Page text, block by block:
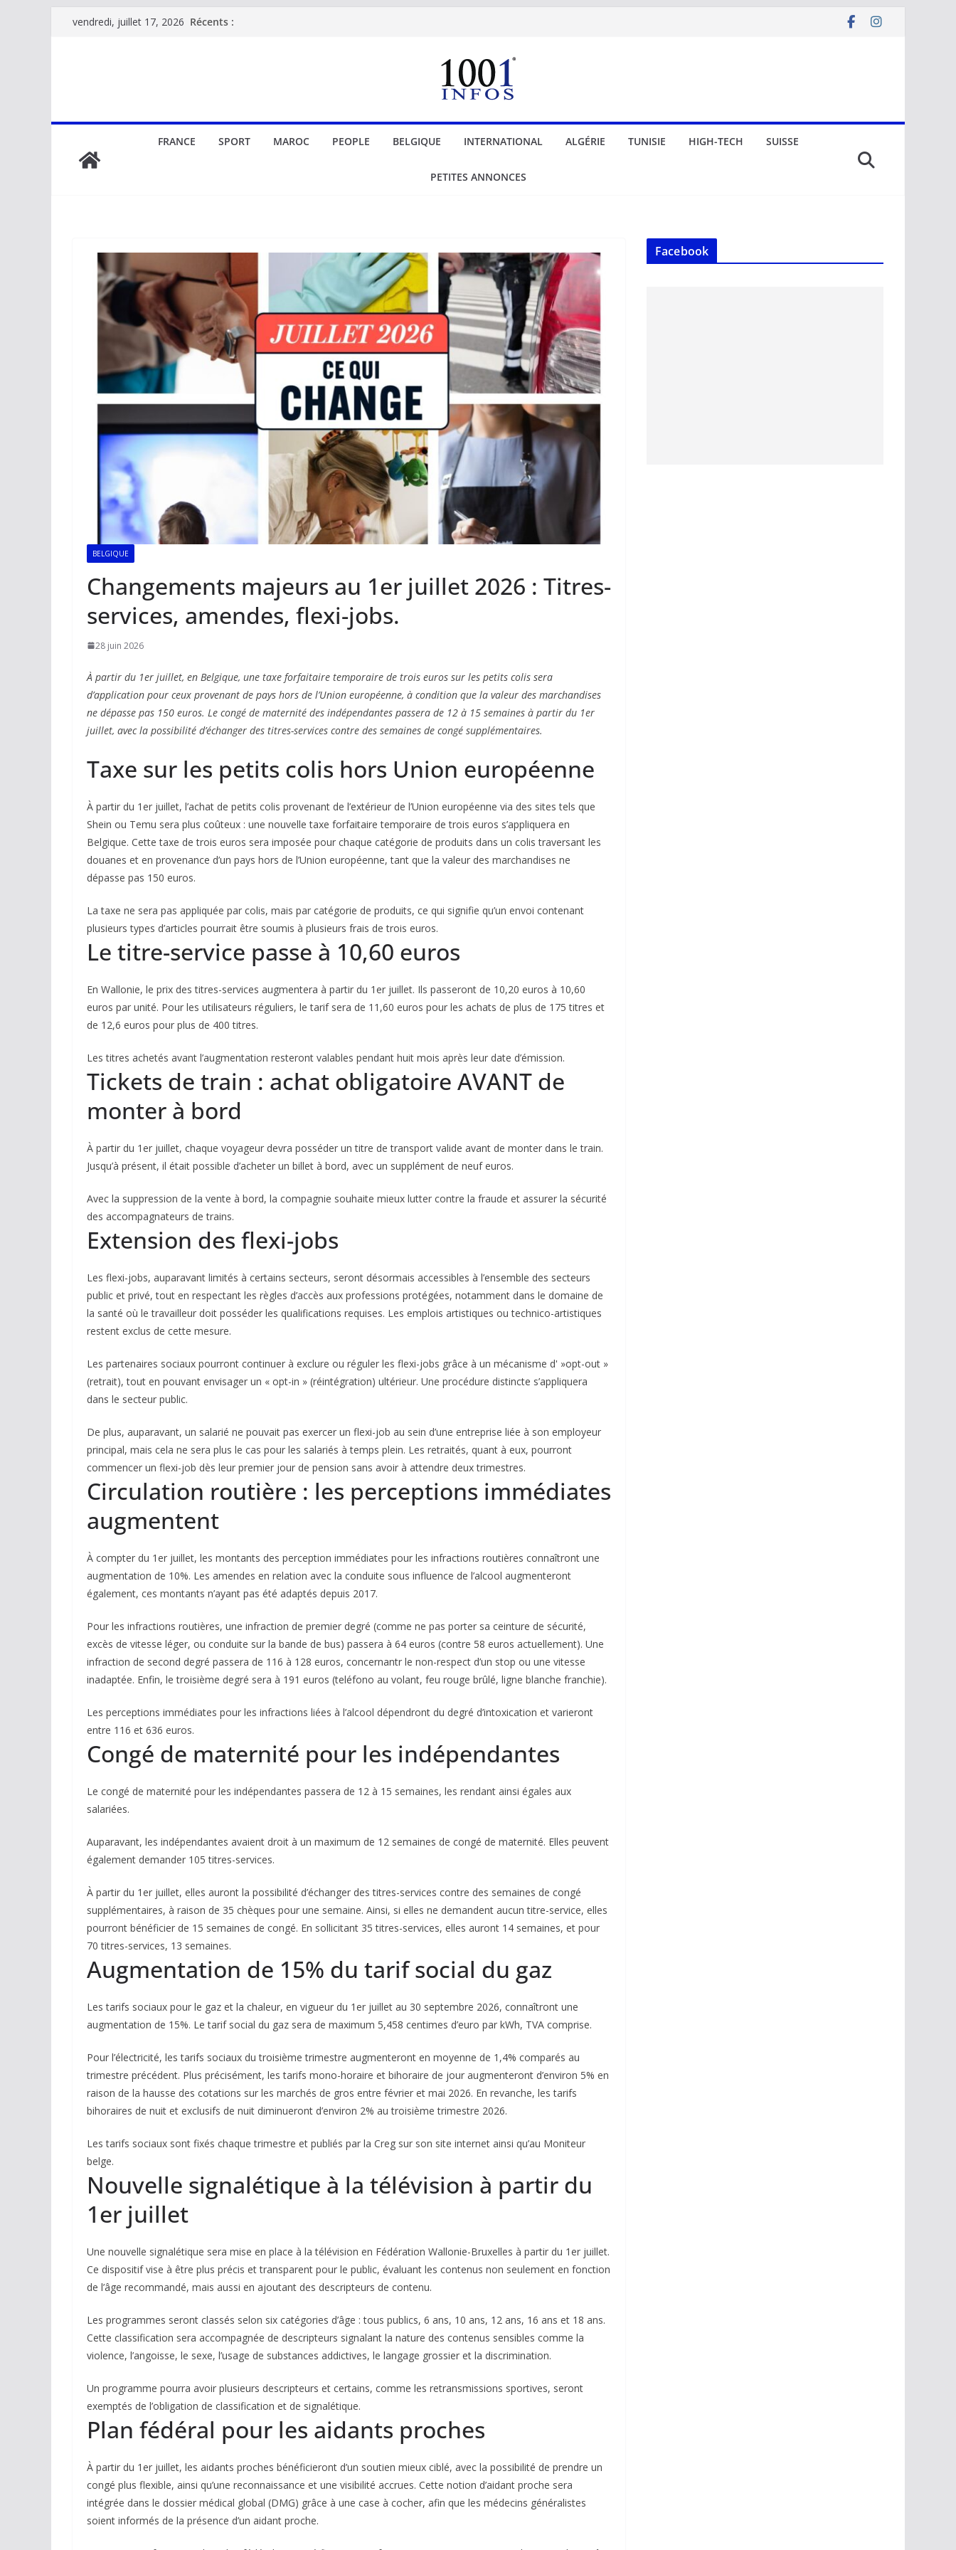
Passervendredi, juillet 17, 2026 Récents :
FRANCE SPORT MAROC PEOPLE BELGIQUE INTERNATIONAL ALGÉRIE TUNISIE HIGH-TECH SUISSE
PETITES ANNONCES
BELGIQUE
Changements majeurs au 1er juillet 2026 : Titres-
services, amendes, flexi-jobs.
28 juin 2026
À partir du 1er juillet, en Belgique, une taxe forfaitaire temporaire de trois euros sur les petits colis sera
d’application pour ceux provenant de pays hors de l’Union européenne, à condition que la valeur des marchandises
ne dépasse pas 150 euros. Le congé de maternité des indépendantes passera de 12 à 15 semaines à partir du 1er
juillet, avec la possibilité d’échanger des titres-services contre des semaines de congé supplémentaires.
Taxe sur les petits colis hors Union européenne
À partir du 1er juillet, l’achat de petits colis provenant de l’extérieur de l’Union européenne via des sites tels que
Shein ou Temu sera plus coûteux : une nouvelle taxe forfaitaire temporaire de trois euros s’appliquera en
Belgique. Cette taxe de trois euros sera imposée pour chaque catégorie de produits dans un colis traversant les
douanes et en provenance d’un pays hors de l’Union européenne, tant que la valeur des marchandises ne
dépasse pas 150 euros.
La taxe ne sera pas appliquée par colis, mais par catégorie de produits, ce qui signifie qu’un envoi contenant
plusieurs types d’articles pourrait être soumis à plusieurs frais de trois euros.
Le titre-service passe à 10,60 euros
En Wallonie, le prix des titres-services augmentera à partir du 1er juillet. Ils passeront de 10,20 euros à 10,60
euros par unité. Pour les utilisateurs réguliers, le tarif sera de 11,60 euros pour les achats de plus de 175 titres et
de 12,6 euros pour plus de 400 titres.
Les titres achetés avant l’augmentation resteront valables pendant huit mois après leur date d’émission.
Tickets de train : achat obligatoire AVANT de
monter à bord
À partir du 1er juillet, chaque voyageur devra posséder un titre de transport valide avant de monter dans le train.
Jusqu’à présent, il était possible d’acheter un billet à bord, avec un supplément de neuf euros.
Avec la suppression de la vente à bord, la compagnie souhaite mieux lutter contre la fraude et assurer la sécurité
des accompagnateurs de trains.
Extension des flexi-jobs
Les flexi-jobs, auparavant limités à certains secteurs, seront désormais accessibles à l’ensemble des secteurs
public et privé, tout en respectant les règles d’accès aux professions protégées, notamment dans le domaine de
la santé où le travailleur doit posséder les qualifications requises. Les emplois artistiques ou technico-artistiques
restent exclus de cette mesure.
Les partenaires sociaux pourront continuer à exclure ou réguler les flexi-jobs grâce à un mécanisme d' »opt-out »
(retrait), tout en pouvant envisager un « opt-in » (réintégration) ultérieur. Une procédure distincte s’appliquera
dans le secteur public.
De plus, auparavant, un salarié ne pouvait pas exercer un flexi-job au sein d’une entreprise liée à son employeur
principal, mais cela ne sera plus le cas pour les salariés à temps plein. Les retraités, quant à eux, pourront
commencer un flexi-job dès leur premier jour de pension sans avoir à attendre deux trimestres.
Circulation routière : les perceptions immédiates
augmentent
À compter du 1er juillet, les montants des perception immédiates pour les infractions routières connaîtront une
augmentation de 10%. Les amendes en relation avec la conduite sous influence de l’alcool augmenteront
également, ces montants n’ayant pas été adaptés depuis 2017.
Pour les infractions routières, une infraction de premier degré (comme ne pas porter sa ceinture de sécurité,
excès de vitesse léger, ou conduite sur la bande de bus) passera à 64 euros (contre 58 euros actuellement). Une
infraction de second degré passera de 116 à 128 euros, concernantr le non-respect d’un stop ou une vitesse
inadaptée. Enfin, le troisième degré sera à 191 euros (teléfono au volant, feu rouge brûlé, ligne blanche franchie).
Les perceptions immédiates pour les infractions liées à l’alcool dépendront du degré d’intoxication et varieront
entre 116 et 636 euros.
Congé de maternité pour les indépendantes
Le congé de maternité pour les indépendantes passera de 12 à 15 semaines, les rendant ainsi égales aux
salariées.
Auparavant, les indépendantes avaient droit à un maximum de 12 semaines de congé de maternité. Elles peuvent
également demander 105 titres-services.
À partir du 1er juillet, elles auront la possibilité d’échanger des titres-services contre des semaines de congé
supplémentaires, à raison de 35 chèques pour une semaine. Ainsi, si elles ne demandent aucun titre-service, elles
pourront bénéficier de 15 semaines de congé. En sollicitant 35 titres-services, elles auront 14 semaines, et pour
70 titres-services, 13 semaines.
Augmentation de 15% du tarif social du gaz
Les tarifs sociaux pour le gaz et la chaleur, en vigueur du 1er juillet au 30 septembre 2026, connaîtront une
augmentation de 15%. Le tarif social du gaz sera de maximum 5,458 centimes d’euro par kWh, TVA comprise.
Pour l’électricité, les tarifs sociaux du troisième trimestre augmenteront en moyenne de 1,4% comparés au
trimestre précédent. Plus précisément, les tarifs mono-horaire et bihoraire de jour augmenteront d’environ 5% en
raison de la hausse des cotations sur les marchés de gros entre février et mai 2026. En revanche, les tarifs
bihoraires de nuit et exclusifs de nuit diminueront d’environ 2% au troisième trimestre 2026.
Les tarifs sociaux sont fixés chaque trimestre et publiés par la Creg sur son site internet ainsi qu’au Moniteur
belge.
Nouvelle signalétique à la télévision à partir du
1er juillet
Une nouvelle signalétique sera mise en place à la télévision en Fédération Wallonie-Bruxelles à partir du 1er juillet.
Ce dispositif vise à être plus précis et transparent pour le public, évaluant les contenus non seulement en fonction
de l’âge recommandé, mais aussi en ajoutant des descripteurs de contenu.
Les programmes seront classés selon six catégories d’âge : tous publics, 6 ans, 10 ans, 12 ans, 16 ans et 18 ans.
Cette classification sera accompagnée de descripteurs signalant la nature des contenus sensibles comme la
violence, l’angoisse, le sexe, l’usage de substances addictives, le langage grossier et la discrimination.
Un programme pourra avoir plusieurs descripteurs et certains, comme les retransmissions sportives, seront
exemptés de l’obligation de classification et de signalétique.
Plan fédéral pour les aidants proches
À partir du 1er juillet, les aidants proches bénéficieront d’un soutien mieux ciblé, avec la possibilité de prendre un
congé plus flexible, ainsi qu’une reconnaissance et une visibilité accrues. Cette notion d’aidant proche sera
intégrée dans le dossier médical global (DMG) grâce à une case à cocher, afin que les médecins généralistes
soient informés de la présence d’un aidant proche.
Facebook